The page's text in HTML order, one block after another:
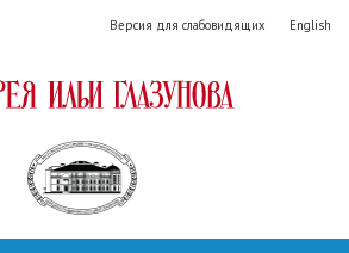
Версия для слабовидящих English